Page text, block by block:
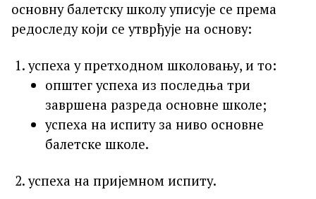
основну балетску школу уписује се према
редоследу који се утврђује на основу:
успеха у претходном школовању, и то:
општег успеха из последња три
завршена разреда основне школе;
успеха на испиту за ниво основне
балетске школе.
успеха на пријемном испиту.